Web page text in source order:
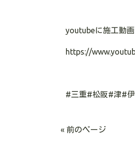
youtubeに施工動
https://
#三重#松阪#津#
« 前のページ